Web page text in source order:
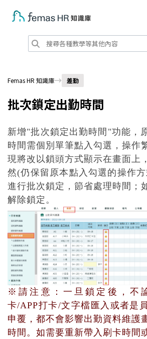
Femas HR 知識庫 差勤
批次鎖定出勤時間
新增"批次鎖定出勤時間"功能 ，
時間需個別單筆點入勾選，操作
現將改以鎖頭方式顯示在畫面上
然(仍保留原本點入勾選的操作
進行批次鎖定，節省處理時間；
解除鎖定。
※請注意：一旦鎖定後，不
卡/APP打卡/文字檔匯入或者是
申覆，都不會影響出勤資料維護
時間。如需要重新帶入刷卡時間